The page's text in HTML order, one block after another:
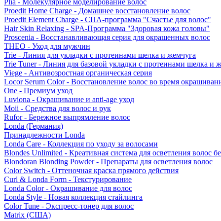
Plia - Молекулярное моделирование волос
Proedit Home Charge - Домашнее восстановление волос
Proedit Element Charge - СПА-программа "Счастье для волос"
Hair Skin Relaxing - SPA-Программа "Здоровая кожа головы"
Proscenia - Восстанавливающая серия для окрашенных волос
THEO - Уход для мужчин
Trie - Линия для укладки с протеинами шелка и жемчуга
Trie Tuner - Линия для базовой укладки с протеинами шелка и
Viege - Антивозростная органическая серия
Locor Serum Color - Восстановление волос во время
One - Премиум уход
Luviona - Окрашивание и anti-age уход
Moii - Средства для волос и рук
Rufor - Бережное выпрямление волос
Londa (Германия)
Принадлежности Londa
Londa Care - Коллекция по уходу за волосами
Blondes Unlimited - Креативная система для осветления волос
Blondoran Blonding Powder - Препараты для осветления волос
Color Switch - Оттеночная краска прямого действия
Curl & Londa Form - Текстурирование
Londa Color - Окрашивание для волос
Londa Style - Новая коллекция стайлинга
Color Tune - Экспресс-тонер для волос
Matrix (США)